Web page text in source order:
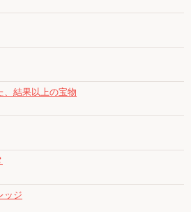
、結果以上の宝物
ッジ